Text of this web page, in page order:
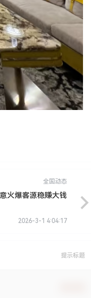
全国动态
火爆客源稳赚大钱
2026-3-1 4:04:17
提示标题